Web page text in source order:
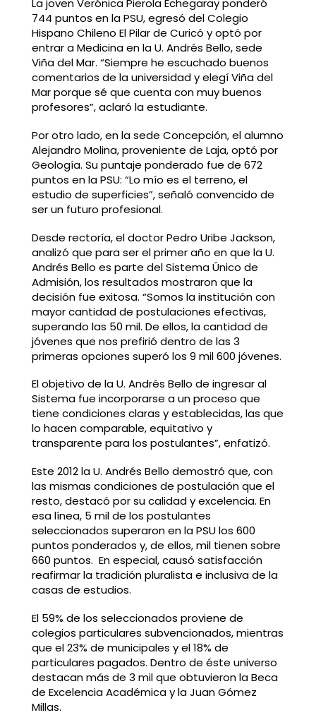
La joven Verónica Pierola Echegaray ponderó
744 puntos en la PSU, egresó del Colegio
Hispano Chileno El Pilar de Curicó y optó por
entrar a Medicina en la U. Andrés Bello, sede
Viña del Mar. “Siempre he escuchado buenos
comentarios de la universidad y elegí Viña del
Mar porque sé que cuenta con muy buenos
profesores”, aclaró la estudiante.
Por otro lado, en la sede Concepción, el alumno
Alejandro Molina, proveniente de Laja, optó por
Geología. Su puntaje ponderado fue de 672
puntos en la PSU: “Lo mío es el terreno, el
estudio de superficies”, señaló convencido de
ser un futuro profesional.
Desde rectoría, el doctor Pedro Uribe Jackson,
analizó que para ser el primer año en que la U.
Andrés Bello es parte del Sistema Único de
Admisión, los resultados mostraron que la
decisión fue exitosa. “Somos la institución con
mayor cantidad de postulaciones efectivas,
superando las 50 mil. De ellos, la cantidad de
jóvenes que nos prefirió dentro de las 3
primeras opciones superó los 9 mil 600 jóvenes.
El objetivo de la U. Andrés Bello de ingresar al
Sistema fue incorporarse a un proceso que
tiene condiciones claras y establecidas, las que
lo hacen comparable, equitativo y
transparente para los postulantes”, enfatizó.
Este 2012 la U. Andrés Bello demostró que, con
las mismas condiciones de postulación que el
resto, destacó por su calidad y excelencia. En
esa línea, 5 mil de los postulantes
seleccionados superaron en la PSU los 600
puntos ponderados y, de ellos, mil tienen sobre
660 puntos. En especial, causó satisfacción
reafirmar la tradición pluralista e inclusiva de la
casas de estudios.
El 59% de los seleccionados proviene de
colegios particulares subvencionados, mientras
que el 23% de municipales y el 18% de
particulares pagados. Dentro de éste universo
destacan más de 3 mil que obtuvieron la Beca
de Excelencia Académica y la Juan Gómez
Millas.